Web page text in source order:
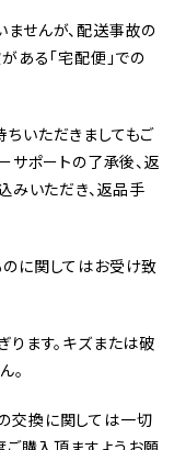
せんが、配送事故の
ある「宅配便」での
いただきましてもご
サポートの了承後、返
みいただき、返品手
に関してはお受け致
ります。キズまたは破
。
交換に関しては一切